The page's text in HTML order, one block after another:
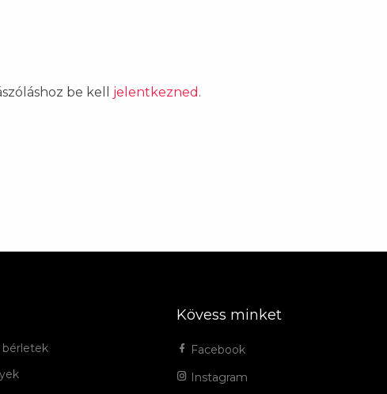
be kell jelentkezned .
bérletek
Kövess minket
Facebook
Instagram